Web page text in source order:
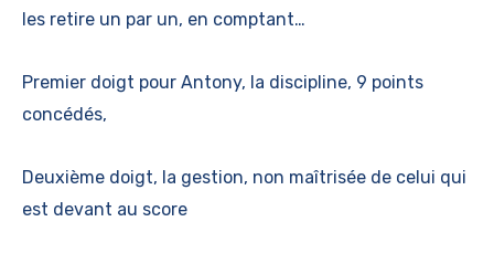
les retire un par un, en comptant…
Premier doigt pour Antony, la discipline, 9 points
concédés,
Deuxième doigt, la gestion, non maîtrisée de celui qui
est devant au score